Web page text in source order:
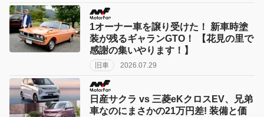
1オーナー車を譲り受けた！ 新車時塗
装が残るギャランGTO！ 【花見の里で
感謝の集いやります！】
旧車 2026.07.29
日産サクラ vs 三菱eKクロスEV、兄弟
車なのにまさかの21万円差! 装備と価